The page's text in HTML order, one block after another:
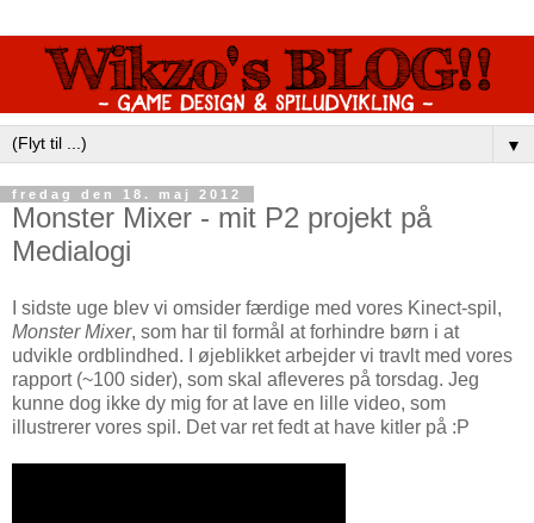
▼
fredag den 18. maj 2012
Monster Mixer - mit P2 projekt på
Medialogi
I sidste uge blev vi omsider færdige med vores Kinect-spil,
Monster Mixer, som har til formål at forhindre børn i at
udvikle ordblindhed. I øjeblikket arbejder vi travlt med vores
rapport (~100 sider), som skal afleveres på torsdag. Jeg
kunne dog ikke dy mig for at lave en lille video, som
illustrerer vores spil. Det var ret fedt at have kitler på :P